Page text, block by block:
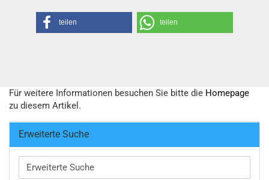
teilen teilen
Für weitere Informationen besuchen Sie bitte die Homepage
zu diesem Artikel.
Erweiterte Suche
Erweiterte
Suche